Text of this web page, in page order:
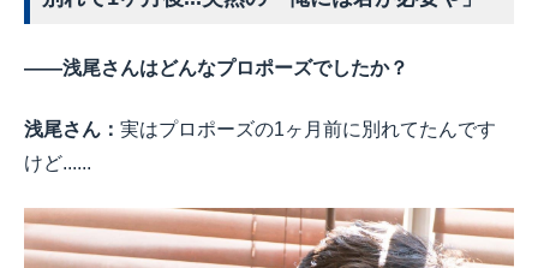
――浅尾さんはどんなプロポーズでしたか？
浅尾さん： 実はプロポーズの1ヶ月前に別れてたんです
けど......